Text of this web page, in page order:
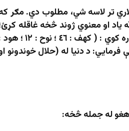
تر لاسه شي، مطلوب دي. مګر
او معنوي ژوند څخه غاقله
دا د غندنې وړ ګڼل کیږي؛ لکه د قرآن کريم آيتونه هم همدې موضوع ته اشاره کوي : ( کهف : ٤٦ ؛
مالک : ١٥ ) . او همدارنګه د سورت القصص په ۷۷ آیت کې فرمایي: د دنیا له (حلال خوندونو
دهغو له جمله څخه: